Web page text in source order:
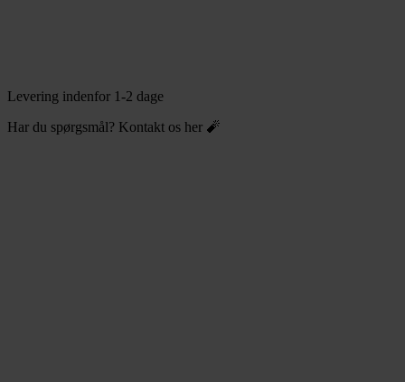
Levering indenfor 1-2 dage
Har du spørgsmål? Kontakt os her 🧨